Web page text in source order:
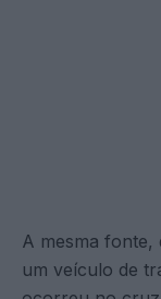
A mesma fonte,
um veículo de